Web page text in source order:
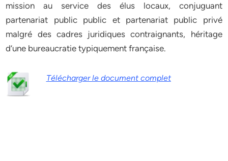
mission au service des élus locaux, conjuguant
partenariat public public et partenariat public privé
malgré des cadres juridiques contraignants, héritage
d’une bureaucratie typiquement française.
Télécharger le document complet